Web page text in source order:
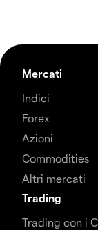
Mercati
Indici
Forex
Azioni
Commodities
Altri mercati
Trading
Trading con i